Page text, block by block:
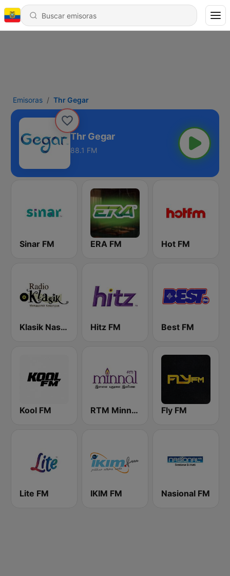
Emisoras Thr Gegar
Thr Gegar
88.1 FM
Sinar FM ERA FM Hot FM
Klasik Nasional FM Hitz FM Best FM
Kool FM RTM Minnal FM Fly FM
Lite FM IKIM FM Nasional FM